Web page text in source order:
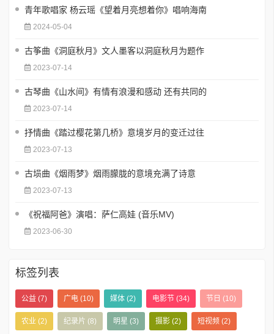
青年歌唱家 杨云瑶《望着月亮想着你》唱响海南
2024-05-04
古筝曲《洞庭秋月》文人墨客以洞庭秋月为题作
2023-07-14
古琴曲《山水间》有情有浪漫和感动 还有共同的
2023-07-14
抒情曲《踏过樱花第几桥》意境岁月的变迁过往
2023-07-13
古埙曲《烟雨梦》烟雨朦胧的意境充满了诗意
2023-07-13
《祝福阿爸》演唱：萨仁高娃 (音乐MV)
2023-06-30
标签列表
公益 (7) 广电 (10) 媒体 (2) 电影节 (34) 节日 (10)
农业 (2) 纪录片 (8) 明星 (3) 摄影 (2) 短视频 (2)